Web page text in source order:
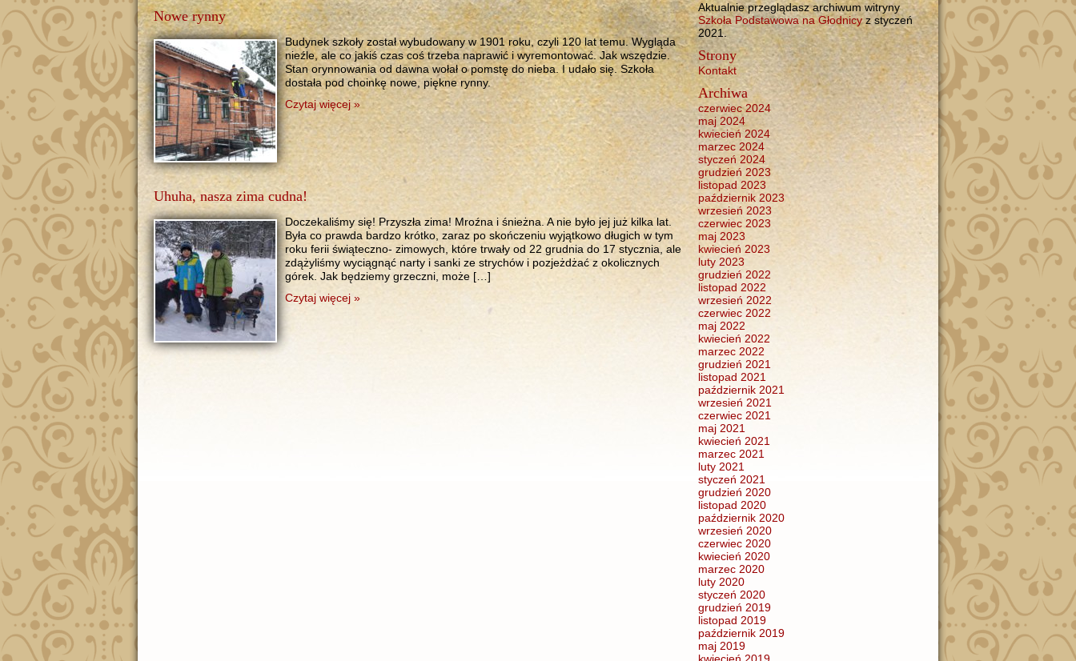
Nowe rynny
Budynek szkoły został wybudowany w 1901 roku, czyli 120 lat temu. Wygląda
nieźle, ale co jakiś czas coś trzeba naprawić i wyremontować. Jak wszędzie.
Stan orynnowania od dawna wołał o pomstę do nieba. I udało się. Szkoła
dostała pod choinkę nowe, piękne rynny.
Czytaj więcej »
Uhuha, nasza zima cudna!
Doczekaliśmy się! Przyszła zima! Mroźna i śnieżna. A nie było jej już kilka lat.
Była co prawda bardzo krótko, zaraz po skończeniu wyjątkowo długich w tym
roku ferii świąteczno- zimowych, które trwały od 22 grudnia do 17 stycznia, ale
zdążyliśmy wyciągnąć narty i sanki ze strychów i pozjeżdżać z okolicznych
górek. Jak będziemy grzeczni, może […]
Czytaj więcej »
Aktualnie przeglądasz archiwum witryny
Szkoła Podstawowa na Głodnicyz styczeń
2021.
Strony
Kontakt
Archiwa
czerwiec 2024
maj 2024
kwiecień 2024
marzec 2024
styczeń 2024
grudzień 2023
listopad 2023
październik 2023
wrzesień 2023
czerwiec 2023
maj 2023
kwiecień 2023
luty 2023
grudzień 2022
listopad 2022
wrzesień 2022
czerwiec 2022
maj 2022
kwiecień 2022
marzec 2022
grudzień 2021
listopad 2021
październik 2021
wrzesień 2021
czerwiec 2021
maj 2021
kwiecień 2021
marzec 2021
luty 2021
styczeń 2021
grudzień 2020
listopad 2020
październik 2020
wrzesień 2020
czerwiec 2020
kwiecień 2020
marzec 2020
luty 2020
styczeń 2020
grudzień 2019
listopad 2019
październik 2019
maj 2019